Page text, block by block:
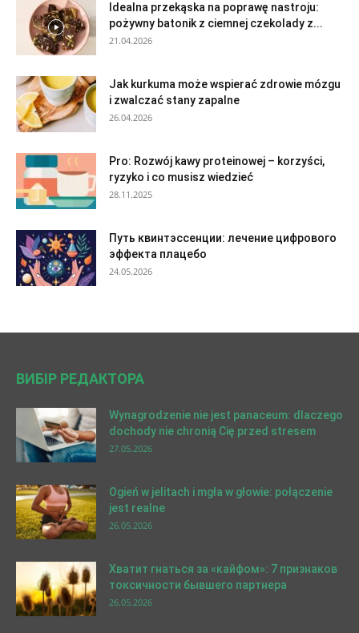
Idealna przekąska na poprawę nastroju:
pożywny batonik z ciemnej czekolady z...
21.04.2026
Jak kurkuma może wspierać zdrowie mózgu
i zwalczać stany zapalne
26.04.2026
Pro: Rozwój kawy proteinowej – korzyści,
ryzyko i co musisz wiedzieć
28.11.2025
Путь квинтэссенции: лечение цифрового
эффекта плацебо
24.05.2026
ВИБІР РЕДАКТОРА
Wynagrodzenie nie jest panaceum: dlaczego
dochody nie chronią Cię przed stresem
27.05.2026
Ogień w jelitach i mgła w głowie: połączenie
jest realne
26.05.2026
Хватит гнаться за «кайфом»: 7 признаков
токсичности бывшего партнера
26.05.2026